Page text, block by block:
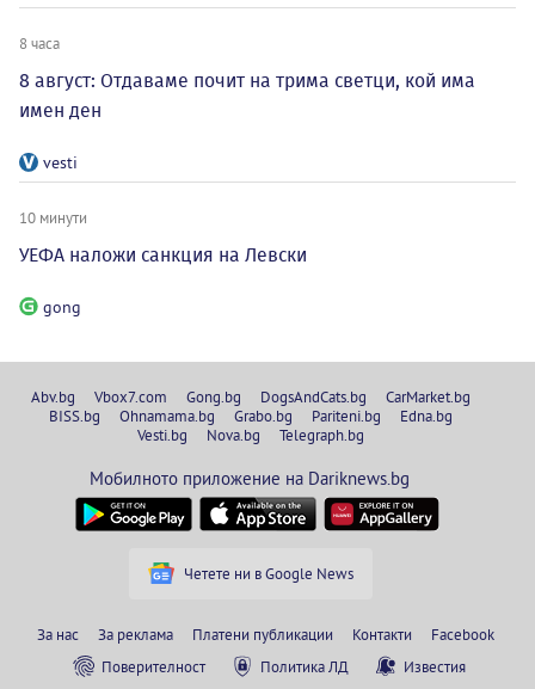
8 часа
8 август: Отдаваме почит на трима светци, кой има
имен ден
vesti
10 минути
УЕФА наложи санкция на Левски
gong
Abv.bg Vbox7.com Gong.bg DogsAndCats.bg
CarMarket.bg
BISS.bg
Ohnamama.bg Grabo.bg Pariteni.bg
Edna.bg
Vesti.bg
Nova.bg Telegraph.bg
Мобилното приложение на Dariknews.bg
Четете ни в Google News
За нас За реклама Платени публикации Контакти
Facebook
Поверителност
Политика ЛД Известия